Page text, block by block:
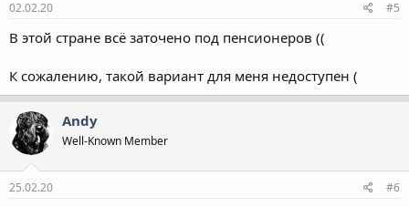
02.02.20 #5
В этой стране всё заточено под пенсионеров ((
К сожалению, такой вариант для меня недоступен (
Andy
Well-Known Member
25.02.20 #6